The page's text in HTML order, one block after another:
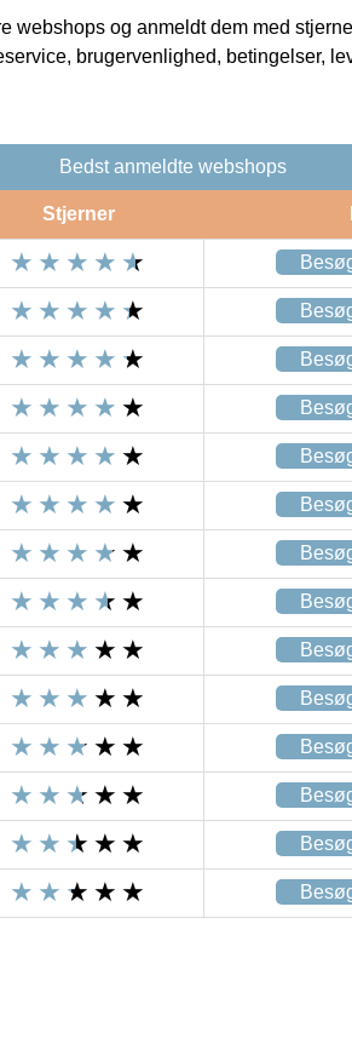
webshops og anmeldt dem med
brugervenlighed, betingelser,
Bedst anmeldte webshops
Stjerner